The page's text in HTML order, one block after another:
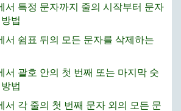
서 특정 문자까지 줄의 시작부터 문자
법
서 쉼표 뒤의 모든 문자를 삭제하는
서 괄호 안의 첫 번째 또는 마지막 숫
법
서 각 줄의 첫 번째 문자 외의 모든 문